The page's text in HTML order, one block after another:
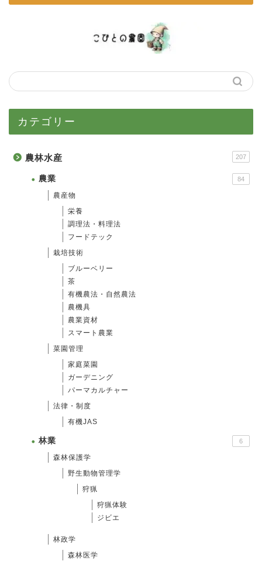
カテゴリー
農林水産 207
農業 84
農産物
栄養
調理法・料理法
フードテック
栽培技術
ブルーベリー
茶
有機農法・自然農法
農機具
農業資材
スマート農業
菜園管理
家庭菜園
ガーデニング
パーマカルチャー
法律・制度
有機JAS
林業 6
森林保護学
野生動物管理学
狩猟
狩猟体験
ジビエ
林政学
森林医学